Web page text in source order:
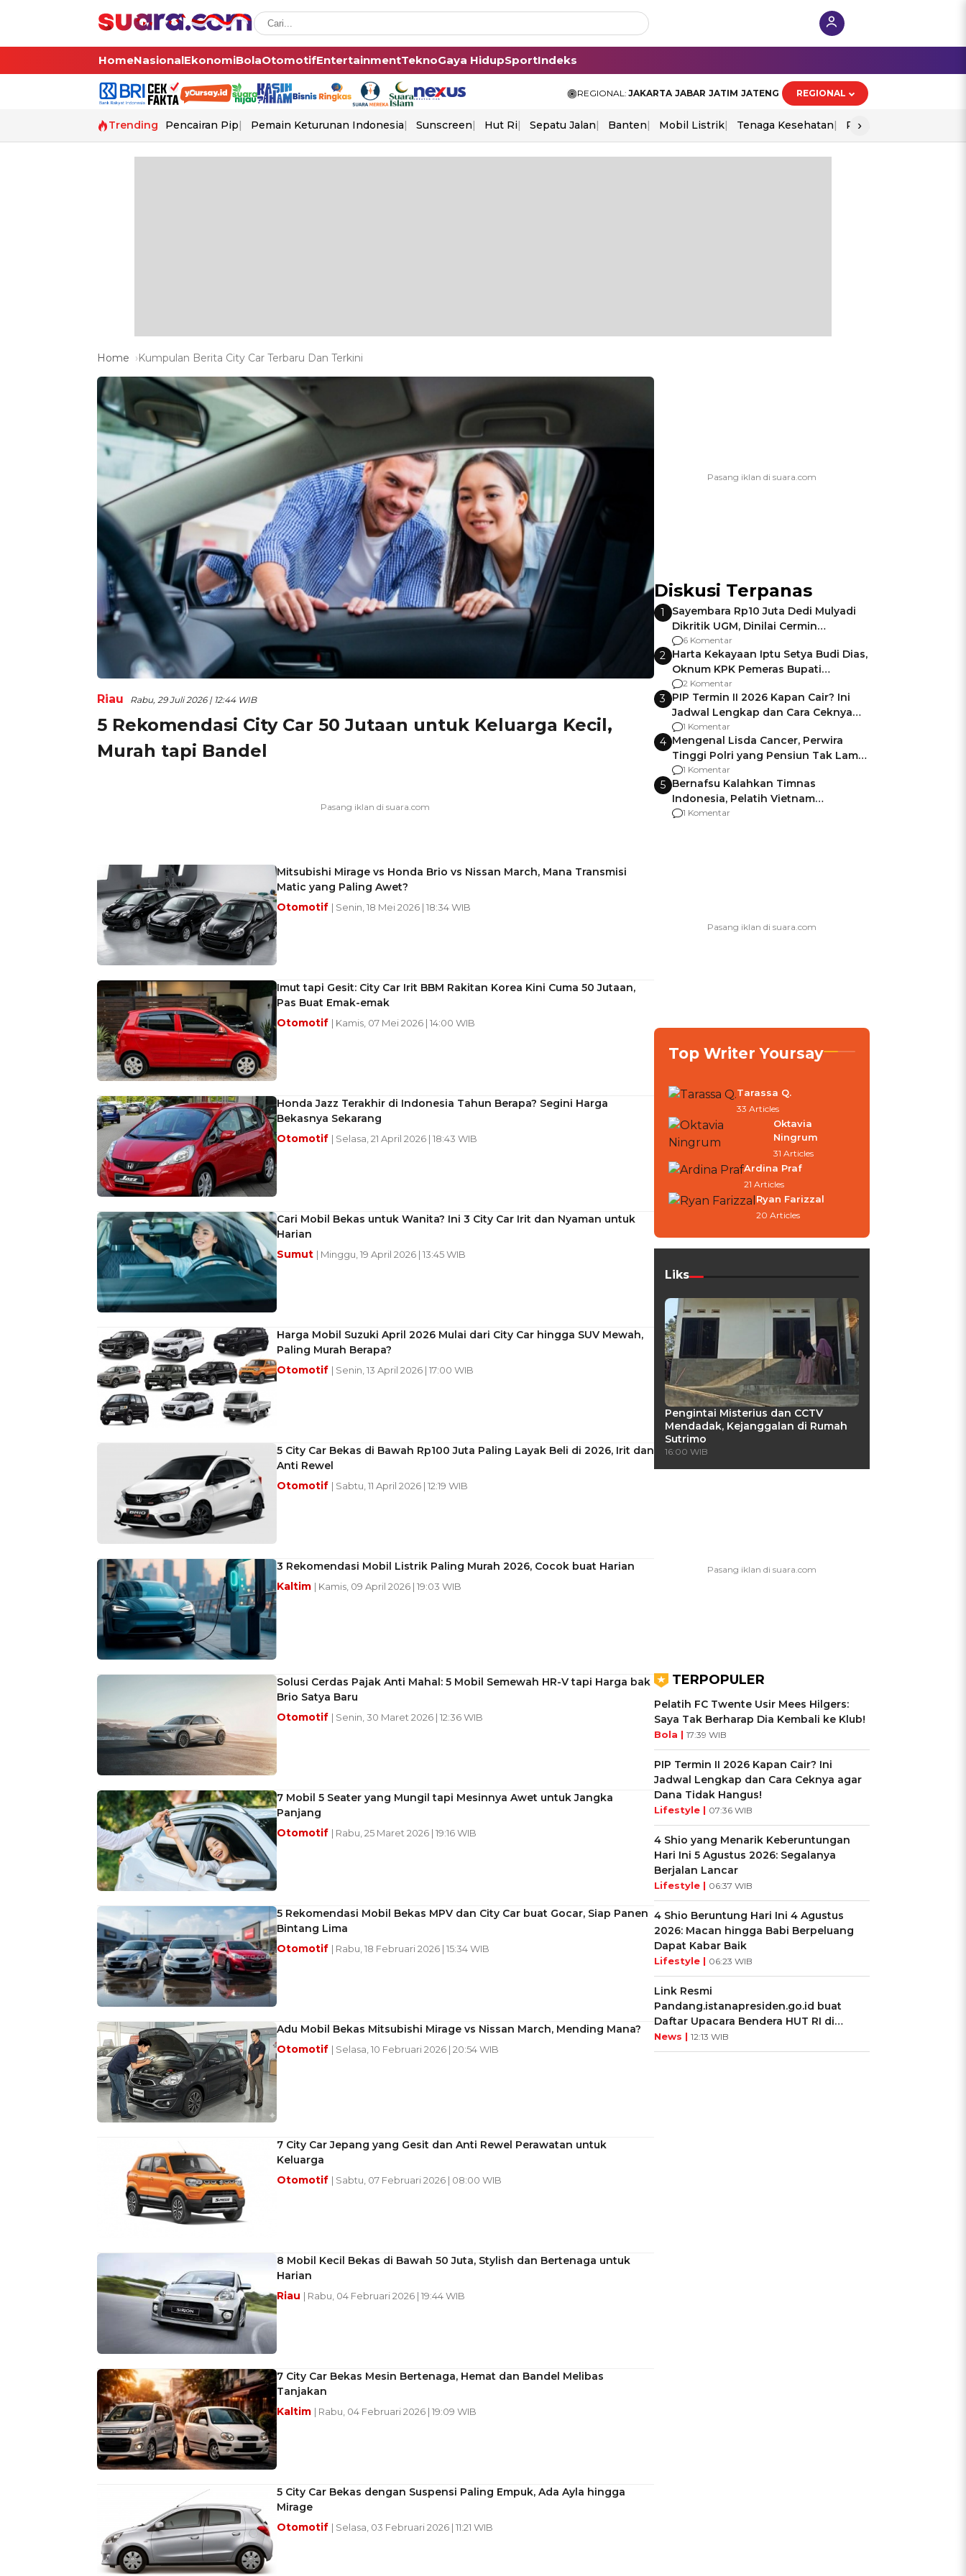
HomeNasionalEkonomiBolaOtomotifEntertainmentTeknoGaya HidupSportIndeks
REGIONAL: JAKARTA JABAR JATIM JATENG REGIONAL
Trending Pencairan Pip Pemain Keturunan Indonesia Sunscreen Hut Ri Sepatu Jalan Banten Mobil Listrik Tenaga Kesehatan Perang As-Iran
›
Home Kumpulan Berita City Car Terbaru Dan Terkini
Riau Rabu, 29 Juli 2026 | 12:44 WIB
5 Rekomendasi City Car 50 Jutaan untuk Keluarga Kecil,
Murah tapi Bandel
Mitsubishi Mirage vs Honda Brio vs Nissan March, Mana Transmisi
Matic yang Paling Awet?
Otomotif | Senin, 18 Mei 2026 | 18:34 WIB
Imut tapi Gesit: City Car Irit BBM Rakitan Korea Kini Cuma 50 Jutaan,
Pas Buat Emak-emak
Otomotif | Kamis, 07 Mei 2026 | 14:00 WIB
Honda Jazz Terakhir di Indonesia Tahun Berapa? Segini Harga
Bekasnya Sekarang
Otomotif | Selasa, 21 April 2026 | 18:43 WIB
Cari Mobil Bekas untuk Wanita? Ini 3 City Car Irit dan Nyaman untuk
Harian
Sumut | Minggu, 19 April 2026 | 13:45 WIB
Harga Mobil Suzuki April 2026 Mulai dari City Car hingga SUV Mewah,
Paling Murah Berapa?
Otomotif | Senin, 13 April 2026 | 17:00 WIB
5 City Car Bekas di Bawah Rp100 Juta Paling Layak Beli di 2026, Irit dan
Anti Rewel
Otomotif | Sabtu, 11 April 2026 | 12:19 WIB
3 Rekomendasi Mobil Listrik Paling Murah 2026, Cocok buat Harian
Kaltim | Kamis, 09 April 2026 | 19:03 WIB
Solusi Cerdas Pajak Anti Mahal: 5 Mobil Semewah HR-V tapi Harga bak
Brio Satya Baru
Otomotif | Senin, 30 Maret 2026 | 12:36 WIB
7 Mobil 5 Seater yang Mungil tapi Mesinnya Awet untuk Jangka
Panjang
Otomotif | Rabu, 25 Maret 2026 | 19:16 WIB
5 Rekomendasi Mobil Bekas MPV dan City Car buat Gocar, Siap Panen
Bintang Lima
Otomotif | Rabu, 18 Februari 2026 | 15:34 WIB
Adu Mobil Bekas Mitsubishi Mirage vs Nissan March, Mending Mana?
Otomotif | Selasa, 10 Februari 2026 | 20:54 WIB
7 City Car Jepang yang Gesit dan Anti Rewel Perawatan untuk
Keluarga
Otomotif | Sabtu, 07 Februari 2026 | 08:00 WIB
8 Mobil Kecil Bekas di Bawah 50 Juta, Stylish dan Bertenaga untuk
Harian
Riau | Rabu, 04 Februari 2026 | 19:44 WIB
7 City Car Bekas Mesin Bertenaga, Hemat dan Bandel Melibas
Tanjakan
Kaltim | Rabu, 04 Februari 2026 | 19:09 WIB
5 City Car Bekas dengan Suspensi Paling Empuk, Ada Ayla hingga
Mirage
Otomotif | Selasa, 03 Februari 2026 | 11:21 WIB
Diskusi Terpanas
1
Sayembara Rp10 Juta Dedi Mulyadi
Dikritik UGM, Dinilai Cermin
Gagalnya Negara Jamin Keamanan
6 Komentar
2 Harta Kekayaan Iptu Setya Budi Dias,
Oknum KPK Pemeras Bupati
Pemalang
2 Komentar
3 PIP Termin II 2026 Kapan Cair? Ini
Jadwal Lengkap dan Cara Ceknya
agar Dana Tidak Hangus!
1 Komentar
4 Mengenal Lisda Cancer, Perwira
Tinggi Polri yang Pensiun Tak Lama
Usai Jadi Brigjen
1 Komentar
5 Bernafsu Kalahkan Timnas
Indonesia, Pelatih Vietnam
Berencana Pakai Jimat di Pakansari
1 Komentar
Top Writer Yoursay
Tarassa Q.
33 Articles
Oktavia
Ningrum
31 Articles
Ardina Praf
21 Articles
Ryan Farizzal
20 Articles
Liks
Pengintai Misterius dan CCTV
Mendadak, Kejanggalan di Rumah
Sutrimo
16:00 WIB
TERPOPULER
Pelatih FC Twente Usir Mees Hilgers:
Saya Tak Berharap Dia Kembali ke Klub!
Bola | 17:39 WIB
PIP Termin II 2026 Kapan Cair? Ini
Jadwal Lengkap dan Cara Ceknya agar
Dana Tidak Hangus!
Lifestyle | 07:36 WIB
4 Shio yang Menarik Keberuntungan
Hari Ini 5 Agustus 2026: Segalanya
Berjalan Lancar
Lifestyle | 06:37 WIB
4 Shio Beruntung Hari Ini 4 Agustus
2026: Macan hingga Babi Berpeluang
Dapat Kabar Baik
Lifestyle | 06:23 WIB
Link Resmi
Pandang.istanapresiden.go.id buat
Daftar Upacara Bendera HUT RI di
Istana Negara
News | 12:13 WIB